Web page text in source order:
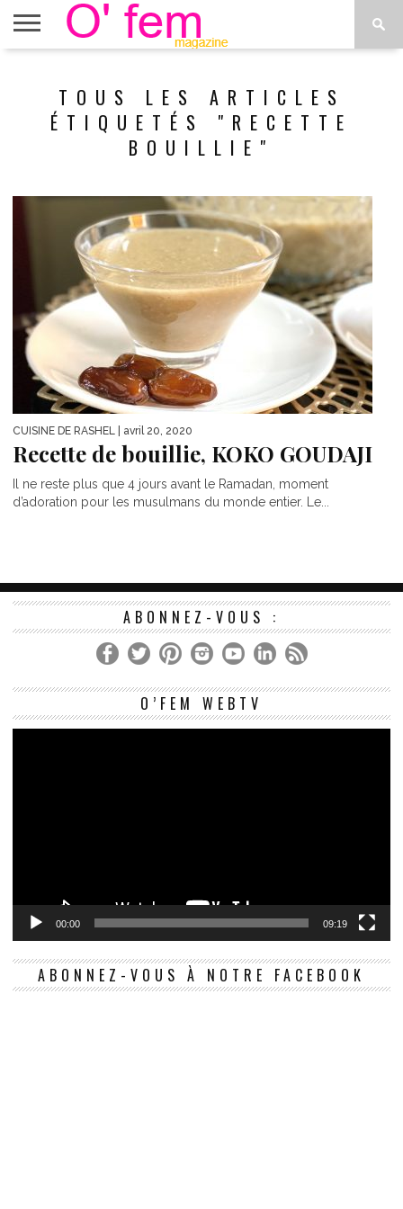
ÉTOILES
MENUS
TOUS LES ARTICLES
ÉTIQUETÉS "RECETTE
BOUILLIE"
CUISINE DE RASHEL | avril 20, 2020
Recette de bouillie, KOKO GOUDAJI
Il ne reste plus que 4 jours avant le Ramadan, moment
d’adoration pour les musulmans du monde entier. Le...
ABONNEZ-VOUS :
O’FEM WEBTV
00:00 09:19
ABONNEZ-VOUS À NOTRE FACEBOOK